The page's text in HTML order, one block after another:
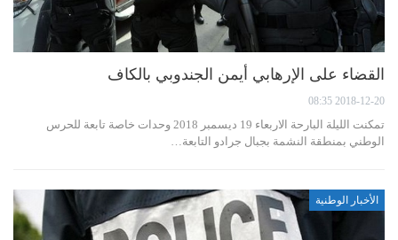
القضاء على الإرهابي أيمن الجندوبي بالكاف
2018-12-20 08:35
تمكنت الليلة البارحة الاربعاء 19 ديسمبر 2018 وحدات خاصة تابعة للحرس
الوطني بمنطقة النشمة بجبال جرادو التابعة…
الأخبار الوطنية